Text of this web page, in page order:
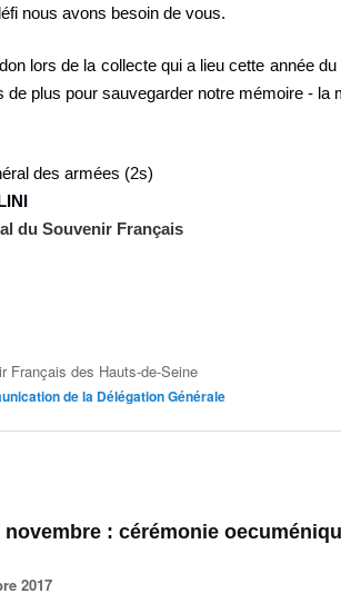
nous avons besoin de vous.
lors de la collecte qui a lieu cette année du
de plus pour sauvegarder notre mémoire - la
des armées (2s)
du Souvenir Français
Français des Hauts-de-Seine
de la Délégation Générale
novembre : cérémonie
2017